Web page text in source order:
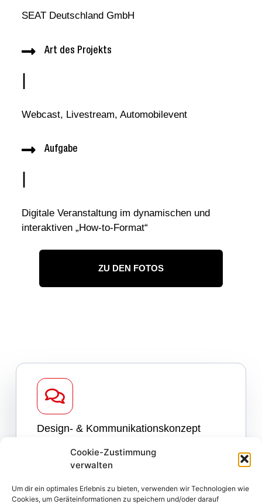
Cookie-Zustimmung
verwalten
Um dir ein optimales Erlebnis zu bieten, verwenden wir Technologien wie
Cookies, um Geräteinformationen zu speichern und/oder darauf
SEAT Deutschland GmbH
Art des Projekts
|
Webcast, Livestream, Automobilevent
Aufgabe
|
Digitale Veranstaltung im dynamischen und
interaktiven „How-to-Format“
ZU DEN FOTOS
Design- & Kommunikationskonzept